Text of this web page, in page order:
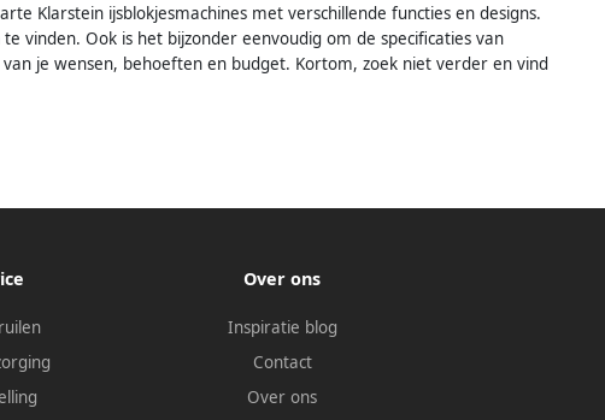
Klarstein ijsblokjesmachines met verschillende functies en designs.
vinden. Ook is het bijzonder eenvoudig om de specificaties van
je wensen, behoeften en budget. Kortom, zoek niet verder en vind
Over ons
Inspiratie blog
Contact
Over ons